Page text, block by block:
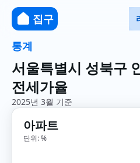
집구
통계
서울특별시 성북구
전세가율
2025년 3월 기준
아파트
단위: %